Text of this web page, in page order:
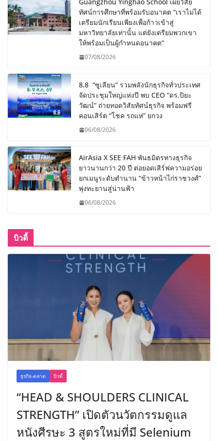
Guangzhou Yinghao School เผยวิสัย
ทัศน์การศึกษาที่พร้อมรับอนาคต “เราไม่ได้
เตรียมนักเรียนเพียงเพื่อก้าวเข้าสู่
มหาวิทยาลัยเท่านั้น แต่ยังเตรียมพวกเขา
ให้พร้อมเป็นผู้กำหนดอนาคต”
07/08/2026
8.8 “ซูเลียน” รวมพลังนักธุรกิจทั่วประเทศ
จัดประชุมใหญ่แห่งปี พบ CEO “ดร.ปิยะ
วัฒน์” ถ่ายทอดวิสัยทัศน์ธุรกิจ พร้อมฟรี
คอนเสิร์ต “โชค รถแห่” ยกวง
06/08/2026
AirAsia X SEE FAH พันธมิตรทางธุรกิจ
ยาวนานกว่า 20 ปี ต่อยอดเสิร์ฟความอร่อย
ยกเมนูระดับตำนาน “ข้าวหน้าไก่ราชวงศ์”
พุ่งทะยานสู่น่านฟ้า
06/08/2026
บิวตี้
ธุรกิจ-ตลาด บิวตี้
“HEAD & SHOULDERS CLINICAL
STRENGTH” เปิดตัวนวัตกรรมดูแล
หนังศีรษะ 3 สูตรใหม่ที่มี Selenium